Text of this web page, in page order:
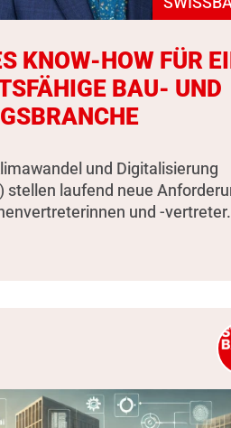
KNOW-HOW FÜR
BAU- UND
und Digitalisierung
stellen laufend neue
und -vertreter.